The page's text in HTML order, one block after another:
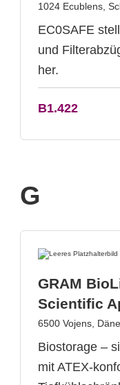
1024 Ecublens,
EC0SAFE
und
her.
B1.422
G
GRAM
Scientific
6500 Vojens,
Biostorage –
mit ATEX-